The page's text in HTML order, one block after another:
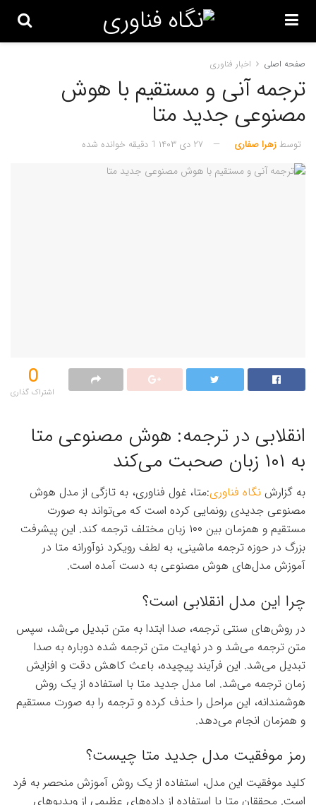
صفحه اصلی اخبار فناوری
ترجمه آنی و مستقیم با هوش
مصنوعی جدید متا
توسط زهرا صفاری ۲۷ دی ۱۴۰۳ 1 دقیقه خوانده شده
0
اشتراک گذاری‌
انقلابی در ترجمه: هوش مصنوعی متا
به ۱۰۱ زبان صحبت می‌کند
به گزارش نگاه فناوری:متا، غول فناوری، به تازگی از مدل هوش
مصنوعی جدیدی رونمایی کرده است که می‌تواند به صورت
مستقیم و همزمان بین ۱۰۰ زبان مختلف ترجمه کند. این پیشرفت
بزرگ در حوزه ترجمه ماشینی، به لطف رویکرد نوآورانه متا در
آموزش مدل‌های هوش مصنوعی به دست آمده است.
چرا این مدل انقلابی است؟
در روش‌های سنتی ترجمه، صدا ابتدا به متن تبدیل می‌شد، سپس
متن ترجمه می‌شد و در نهایت متن ترجمه شده دوباره به صدا
تبدیل می‌شد. این فرآیند پیچیده، باعث کاهش دقت و افزایش
زمان ترجمه می‌شد. اما مدل جدید متا با استفاده از یک روش
هوشمندانه، این مراحل را حذف کرده و ترجمه را به صورت مستقیم
و همزمان انجام می‌دهد.
رمز موفقیت مدل جدید متا چیست؟
کلید موفقیت این مدل، استفاده از یک روش آموزش منحصر به فرد
است. محققان متا با استفاده از داده‌های عظیمی از ویدیوهای